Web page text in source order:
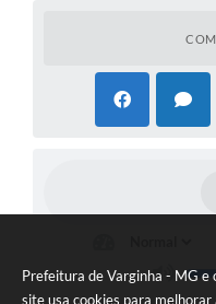
Prefeitura de Varginha - MG e
site usa cookies para melhorar